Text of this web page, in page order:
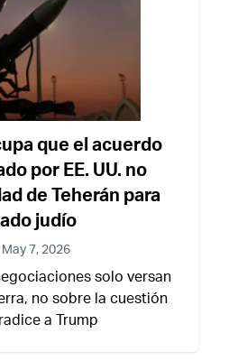
que el acuerdo
por EE. UU. no
de Teherán para
judío
May 7, 2026
solo versan
no sobre la cuestión
a Trump